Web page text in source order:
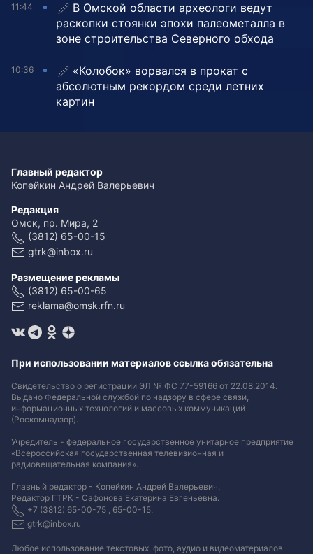
11:44
В Омской области археологи ведут
раскопки стоянки эпохи палеометалла в
зоне строительства Северного обхода
10:36
«Колобок» ворвался в прокат с
абсолютным рекордом среди летних
картин
Главный редактор
Копейкин Андрей Валерьевич
Редакция
Омск, пр. Мира, 2
(3812) 65-00-15
gtrk@inbox.ru
Размещение рекламы
(3812) 65-00-65
reklama@omsk.rfn.ru
При использовании материалов ссылка обязательна
Свидетельство о регистрации ЭЛ № ФС 77-59166 от 22.08.2014.
Выдано Федеральной службой по надзору в сфере связи,
информационных технологий и массовых коммуникаций
(Роскомнадзор).
Учредитель - федеральное государственное унитарное предприятие
«Всероссийская государственная телевизионная и
радиовещательная компания».
Главный редактор - Копейкин Андрей Валерьевич.
Редактор ГТРК - Сафонова Екатерина Евгеньевна.
+7 (3812) 65-00-75 , 65-00-15.
gtrk@inbox.ru
Любое использование текстовых, фото, аудио и видеоматериалов